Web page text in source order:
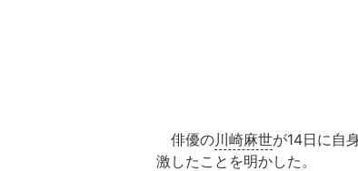
俳優の川崎麻世が14日に自
激したことを明かした。